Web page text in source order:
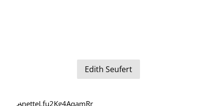
Edith Seufert